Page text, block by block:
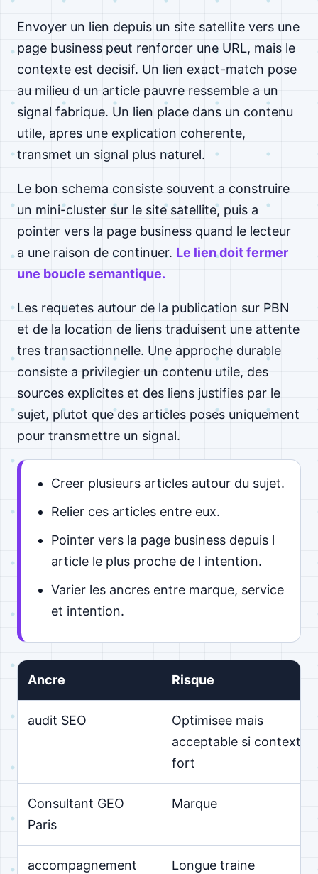
Envoyer un lien depuis un site satellite vers une
page business peut renforcer une URL, mais le
contexte est decisif. Un lien exact-match pose
au milieu d un article pauvre ressemble a un
signal fabrique. Un lien place dans un contenu
utile, apres une explication coherente,
transmet un signal plus naturel.
Le bon schema consiste souvent a construire
un mini-cluster sur le site satellite, puis a
pointer vers la page business quand le lecteur
a une raison de continuer. Le lien doit fermer
une boucle semantique.
Les requetes autour de la publication sur PBN
et de la location de liens traduisent une attente
tres transactionnelle. Une approche durable
consiste a privilegier un contenu utile, des
sources explicites et des liens justifies par le
sujet, plutot que des articles poses uniquement
pour transmettre un signal.
Creer plusieurs articles autour du sujet.
Relier ces articles entre eux.
Pointer vers la page business depuis l
article le plus proche de l intention.
Varier les ancres entre marque, service
et intention.
Ancre Risque
audit SEO
Optimisee mais
acceptable si contexte
fort
Consultant GEO
Paris
Marque
accompagnement Longue traine